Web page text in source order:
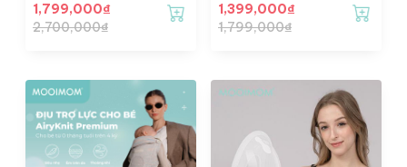
Pump M3 - [Freeship Hỏa
Tốc Khu Vực HCM Cũ]
1,799,000₫
2,700,000₫
1,399,000₫
1,799,000₫